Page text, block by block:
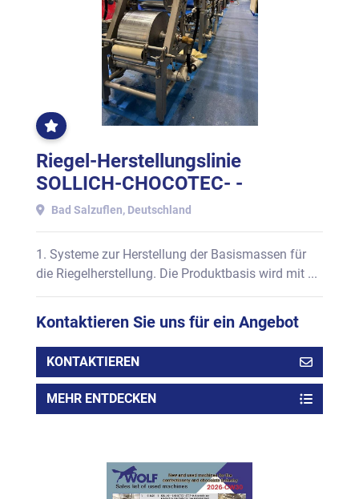
EXKLUSIVE
RIEGEL
CONBAR
LINIE
Riegel-Herstellungslinie
SOLLICH-CHOCOTEC- -
STEPHAN, für PROTEINRIEGEL,
bestehend aus
Bad Salzuflen, Deutschland
1. Systeme zur Herstellung der Basismassen für
die Riegelherstellung. Die Produktbasis wird mit ...
Kontaktieren Sie uns für ein Angebot
KONTAKTIEREN
MEHR ENTDECKEN